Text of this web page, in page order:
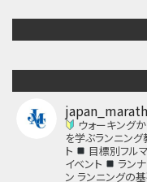
ウォーキング
を学ぶランニン
ト
目標別フル
イベント
ラン
ン ランニングの